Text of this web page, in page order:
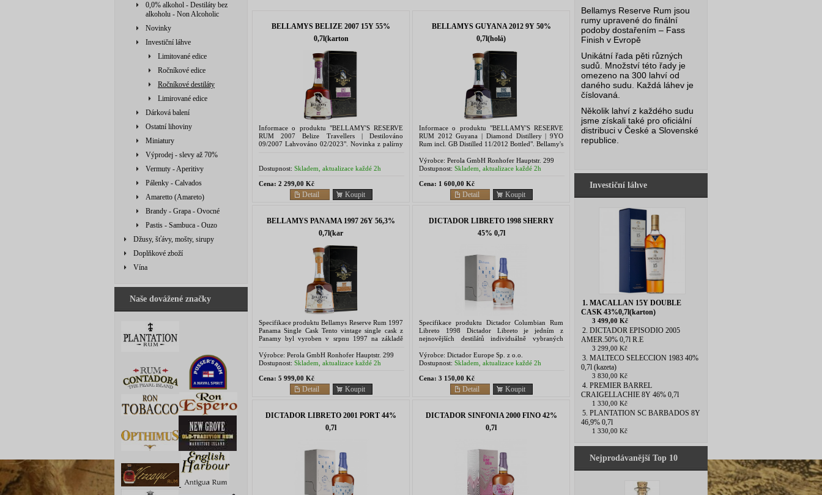
0,0% alkohol - Destiláty bez
alkoholu - Non Alcoholic
Novinky
Investiční láhve
Limitované edice
Ročníkové edice
Ročníkové destiláty
Limirované edice
Dárková balení
Ostatní lihoviny
Miniatury
Výprodej - slevy až 70%
Vermuty - Aperitivy
Pálenky - Calvados
Amaretto (Amareto)
Brandy - Grapa - Ovocné
Pastis - Sambuca - Ouzo
Džusy, šťávy, mošty, sirupy
Doplňkové zboží
Vína
Naše dovážené značky
BELLAMYS BELIZE 2007 15Y 55%
0,7l(karton
Informace o produktu "BELLAMY'S RESERVE
RUM 2007 Belize Travellers | Destilováno
09/2007 Lahvováno 02/2023". Novinka z palírny
Dostupnost: Skladem, aktualizace každé 2h
Cena: 2 299,00 Kč
Koupit
Detail
BELLAMYS GUYANA 2012 9Y 50%
0,7l(holá)
Informace o produktu "BELLAMY'S RESERVE
RUM 2012 Guyana | Diamond Distillery | 9YO
Rum incl. GB Distilled 11/2012 Bottled". Bellamy's
nemá obdoby! Tento rum...
Výrobce: Perola GmbH Ronhofer Hauptstr. 299
90765 Fürth
Dostupnost: Skladem, aktualizace každé 2h
Cena: 1 600,00 Kč
Koupit
Detail
BELLAMYS PANAMA 1997 26Y 56,3%
0,7l(kar
Specifikace produktu Bellamys Reserve Rum 1997
Panama Single Cask Tento vintage single cask z
Panamy byl vyroben v srpnu 1997 na základě
Výrobce: Perola GmbH Ronhofer Hauptstr. 299
90765 Fürth
Dostupnost: Skladem, aktualizace každé 2h
Cena: 5 999,00 Kč
Koupit
Detail
DICTADOR LIBRETO 1998 SHERRY
45% 0,7l
Specifikace produktu Dictador Columbian Rum
Libreto 1998 Dictador Libreto je jedním z
nejnovějších destilátů individuálně vybraných
mistrovské dílo chuti...
Výrobce: Dictador Europe Sp. z o.o.
Dostupnost: Skladem, aktualizace každé 2h
Cena: 3 150,00 Kč
Koupit
Detail
DICTADOR LIBRETO 2001 PORT 44%
0,7l
DICTADOR SINFONIA 2000 FINO 42%
0,7l
Bellamys Reserve Rum jsou
rumy upravené do finální
podoby dostařením – Fass
Finish v Evropě
Unikátní řada pěti různých
sudů. Množství této řady je
omezeno na 300 lahví od
daného sudu. Každá láhev je
číslovaná.
Několik lahví z každého sudu
jsme získali také pro oficiální
distribuci v České a Slovenské
republice.
Investiční láhve
1. MACALLAN 15Y DOUBLE
CASK 43%0,7l(karton)
3 499,00 Kč
2. DICTADOR EPISODIO 2005
AMER.50% 0,7l R.E
3 299,00 Kč
3. MALTECO SELECCION 1983 40%
0,7l (kazeta)
3 830,00 Kč
4. PREMIER BARREL
CRAIGELLACHIE 8Y 46% 0,7l
1 330,00 Kč
5. PLANTATION SC BARBADOS 8Y
46,9% 0,7l
1 330,00 Kč
Nejprodávanější Top 10